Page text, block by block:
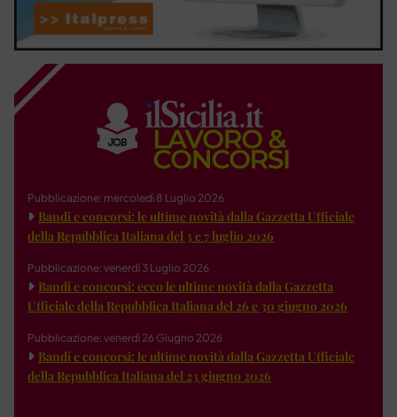
Pubblicazione: mercoledì 8 Luglio 2026
Bandi e concorsi: le ultime novità dalla Gazzetta Ufficiale
della Repubblica Italiana del 3 e 7 luglio 2026
Pubblicazione: venerdì 3 Luglio 2026
Bandi e concorsi: ecco le ultime novità dalla Gazzetta
Ufficiale della Repubblica Italiana del 26 e 30 giugno 2026
Pubblicazione: venerdì 26 Giugno 2026
Bandi e concorsi: le ultime novità dalla Gazzetta Ufficiale
della Repubblica Italiana del 23 giugno 2026